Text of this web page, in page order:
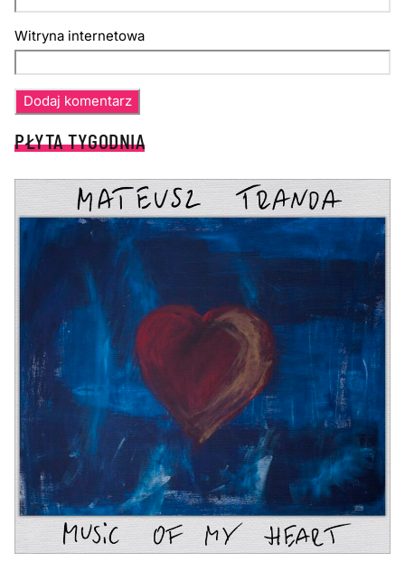
Witryna internetowa
PŁYTA TYGODNIA